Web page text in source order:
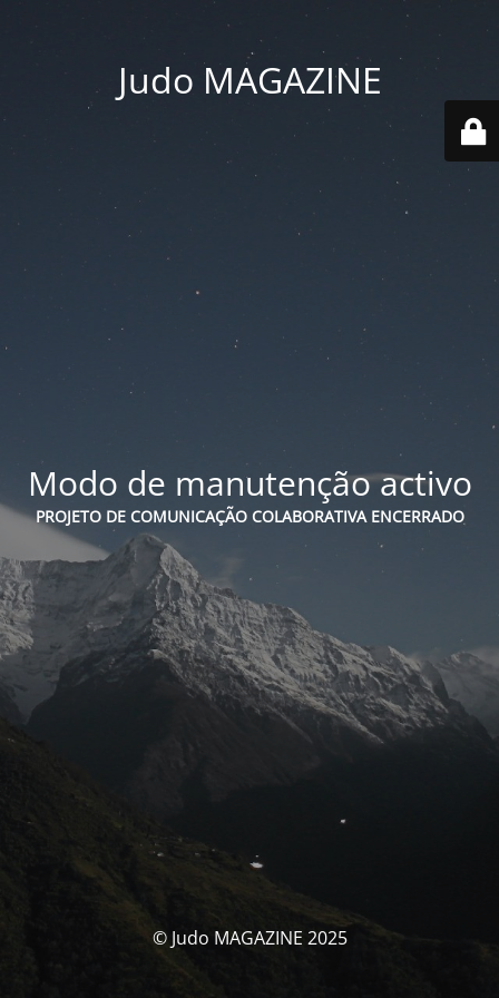
Judo MAGAZINE
Modo de manutenção activo
PROJETO DE COMUNICAÇÃO COLABORATIVA ENCERRADO
© Judo MAGAZINE 2025